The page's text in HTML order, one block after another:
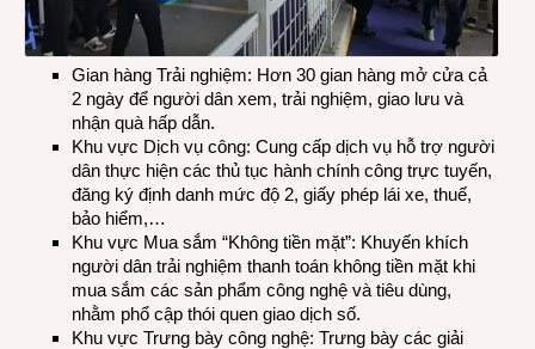
Gian hàng Trải nghiệm: Hơn 30 gian hàng mở cửa cả
2 ngày để người dân xem, trải nghiệm, giao lưu và
nhận quà hấp dẫn.
Khu vực Dịch vụ công: Cung cấp dịch vụ hỗ trợ người
dân thực hiện các thủ tục hành chính công trực tuyến,
đăng ký định danh mức độ 2, giấy phép lái xe, thuế,
bảo hiểm,…
Khu vực Mua sắm “Không tiền mặt”: Khuyến khích
người dân trải nghiệm thanh toán không tiền mặt khi
mua sắm các sản phẩm công nghệ và tiêu dùng,
nhằm phổ cập thói quen giao dịch số.
Khu vực Trưng bày công nghệ: Trưng bày các giải